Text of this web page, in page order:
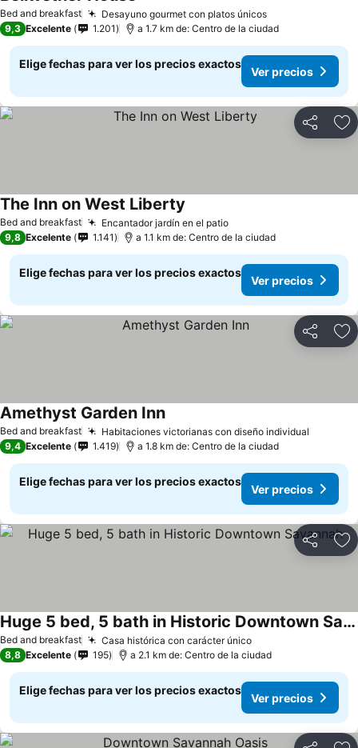
Bed and breakfast Desayuno gourmet con platos únicos
9,3 Excelente 1.201 a 1.7 km de: Centro de la ciudad
Elige fechas para ver los precios exactos
Ver precios
Compartir
Bed and breakfast Encantador jardín en el patio
The Inn on West Liberty
9,8 Excelente 1.141 a 1.1 km de: Centro de la ciudad
Elige fechas para ver los precios exactos
Ver precios
Compartir
Bed and breakfast Habitaciones victorianas con diseño individual
Amethyst Garden Inn
9,4 Excelente 1.419 a 1.8 km de: Centro de la ciudad
Elige fechas para ver los precios exactos
Ver precios
Compartir
Bed and breakfast Casa histórica con carácter único
Huge 5 bed, 5 bath in Historic Downtown Savannah
8,8 Excelente 195 a 2.1 km de: Centro de la ciudad
Elige fechas para ver los precios exactos
Ver precios